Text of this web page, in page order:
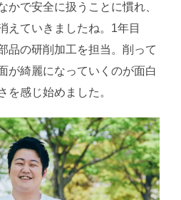
かで安全に扱うことに慣れ、
えていきましたね。1年目
品の研削加工を担当。削って
が綺麗になっていくのが面白
を感じ始めました。